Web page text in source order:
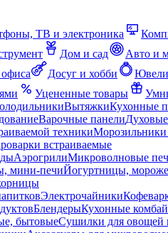
ТВ и электроника
Дом и сад Авто и
Досуг и хобби
Уцененные товары
ВытяжкиКухонные
Варочные панели
техникиМорозильники
встраиваемые
АэрогрилиМикроволновые
мини-печиЙогуртницы,
Электрочайники
БлендерыКухонные
бытовыеСушилки для овощей